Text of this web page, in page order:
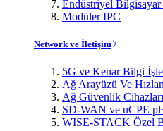
Endüstriyel Bilgisayar
Modüler IPC
Network ve İletişim
5G ve Kenar Bilgi
Ağ Arayüzü Ve
Ağ Güvenlik Cihazları
SD-WAN ve uCPE
WISE-STACK Özel